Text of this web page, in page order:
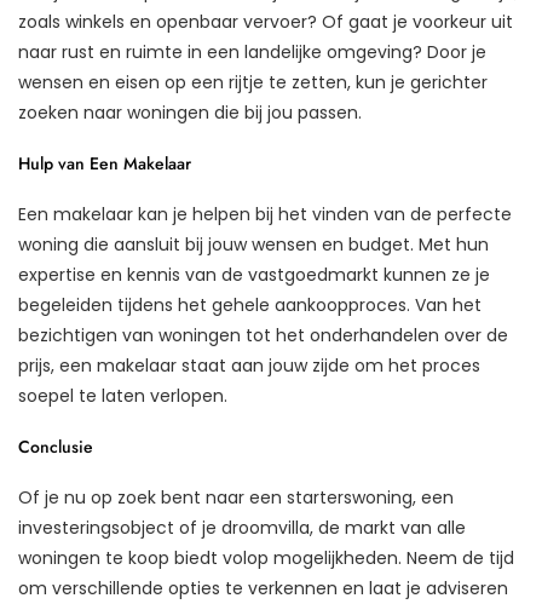
zoals winkels en openbaar vervoer? Of gaat je voorkeur uit
naar rust en ruimte in een landelijke omgeving? Door je
wensen en eisen op een rijtje te zetten, kun je gerichter
zoeken naar woningen die bij jou passen.
Hulp van Een Makelaar
Een makelaar kan je helpen bij het vinden van de perfecte
woning die aansluit bij jouw wensen en budget. Met hun
expertise en kennis van de vastgoedmarkt kunnen ze je
begeleiden tijdens het gehele aankoopproces. Van het
bezichtigen van woningen tot het onderhandelen over de
prijs, een makelaar staat aan jouw zijde om het proces
soepel te laten verlopen.
Conclusie
Of je nu op zoek bent naar een starterswoning, een
investeringsobject of je droomvilla, de markt van alle
woningen te koop biedt volop mogelijkheden. Neem de tijd
om verschillende opties te verkennen en laat je adviseren